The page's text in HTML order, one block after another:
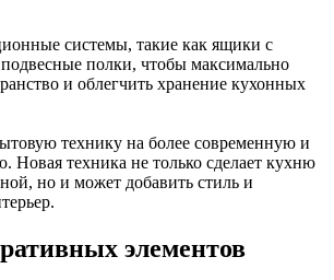
системы, такие как ящики с
полки, чтобы максимально
и облегчить хранение кухонных
технику на более современную и
Новая техника не только сделает кухню
но и может добавить стиль и
элементов